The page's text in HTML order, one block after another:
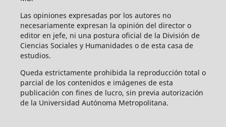
Las opiniones expresadas por los autores no
necesariamente expresan la opinión del director o
editor en jefe, ni una postura oficial de la División de
Ciencias Sociales y Humanidades o de esta casa de
estudios.
Queda estrictamente prohibida la reproducción total o
parcial de los contenidos e imágenes de esta
publicación con fines de lucro, sin previa autorización
de la Universidad Autónoma Metropolitana.